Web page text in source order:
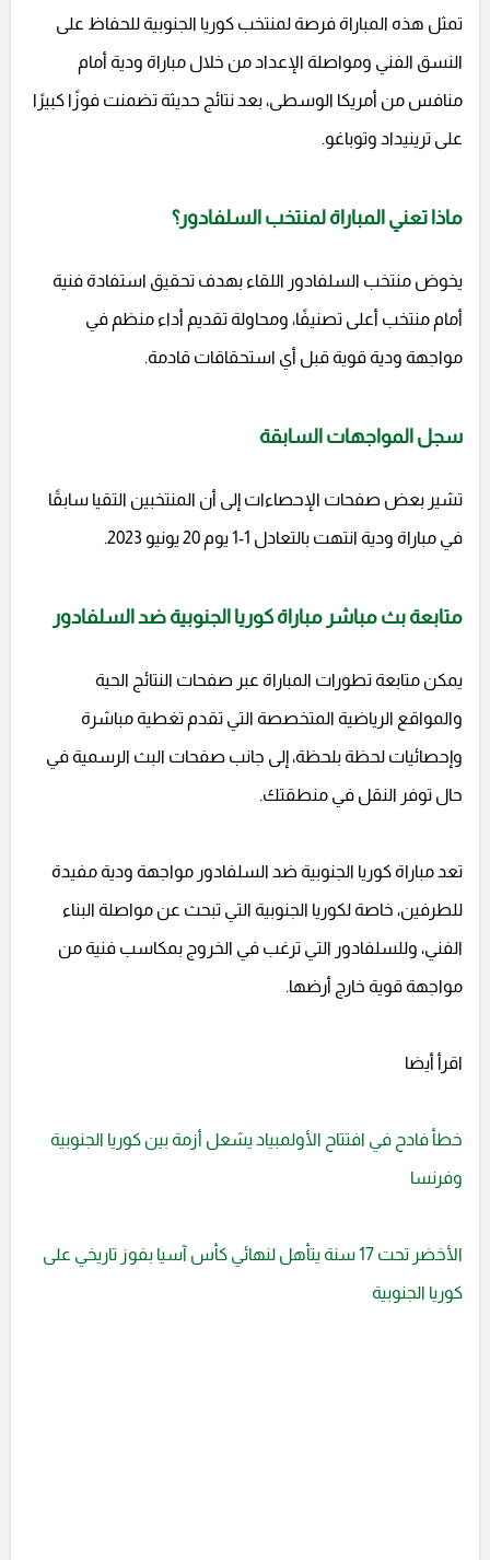
تمثل هذه المباراة فرصة لمنتخب كوريا الجنوبية للحفاظ على
النسق الفني ومواصلة الإعداد من خلال مباراة ودية أمام
منافس من أمريكا الوسطى، بعد نتائج حديثة تضمنت فوزًا كبيرًا
على ترينيداد وتوباغو.
ماذا تعني المباراة لمنتخب السلفادور؟
يخوض منتخب السلفادور اللقاء بهدف تحقيق استفادة فنية
أمام منتخب أعلى تصنيفًا، ومحاولة تقديم أداء منظم في
مواجهة ودية قوية قبل أي استحقاقات قادمة.
سجل المواجهات السابقة
تشير بعض صفحات الإحصاءات إلى أن المنتخبين التقيا سابقًا
في مباراة ودية انتهت بالتعادل 1-1 يوم 20 يونيو 2023.
متابعة بث مباشر مباراة كوريا الجنوبية ضد السلفادور
يمكن متابعة تطورات المباراة عبر صفحات النتائج الحية
والمواقع الرياضية المتخصصة التي تقدم تغطية مباشرة
وإحصائيات لحظة بلحظة، إلى جانب صفحات البث الرسمية في
حال توفر النقل في منطقتك.
تعد مباراة كوريا الجنوبية ضد السلفادور مواجهة ودية مفيدة
للطرفين، خاصة لكوريا الجنوبية التي تبحث عن مواصلة البناء
الفني، وللسلفادور التي ترغب في الخروج بمكاسب فنية من
مواجهة قوية خارج أرضها.
اقرأ أيضا
خطأ فادح في افتتاح الأولمبياد يشعل أزمة بين كوريا الجنوبية
وفرنسا
الأخضر تحت 17 سنة يتأهل لنهائي كأس آسيا بفوز تاريخي على
كوريا الجنوبية